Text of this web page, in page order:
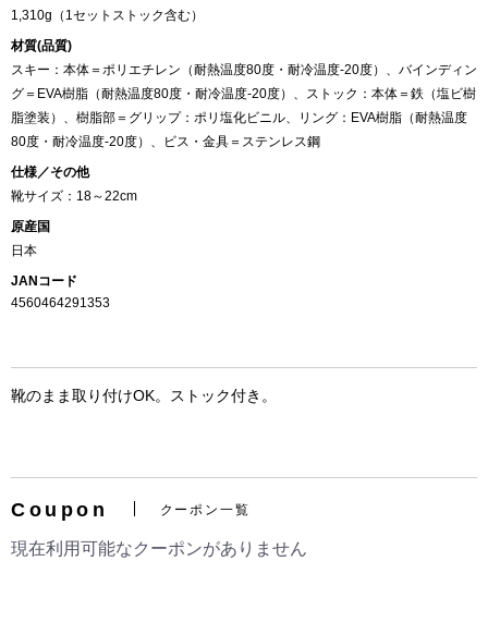
お買い物を続ける
1,310g（1セットストック含む）
材質(品質)
スキー：本体＝ポリエチレン（耐熱温度80度・耐冷温度-20度）、バインディン
グ＝EVA樹脂（耐熱温度80度・耐冷温度-20度）、ストック：本体＝鉄（塩ビ樹
脂塗装）、樹脂部＝グリップ：ポリ塩化ビニル、リング：EVA樹脂（耐熱温度
80度・耐冷温度-20度）、ビス・金具＝ステンレス鋼
仕様／その他
靴サイズ：18～22cm
原産国
日本
JANコード
4560464291353
靴のまま取り付けOK。ストック付き。
Coupon クーポン一覧
現在利用可能なクーポンがありません